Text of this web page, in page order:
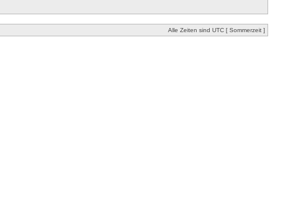
Alle Zeiten sind UTC [ Sommerzeit ]